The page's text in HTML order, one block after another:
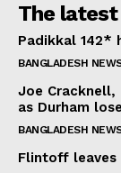
The latest
Padikkal 142*
BANGLADESH
Joe Cracknell,
as Durham
BANGLADESH
Flintoff leaves